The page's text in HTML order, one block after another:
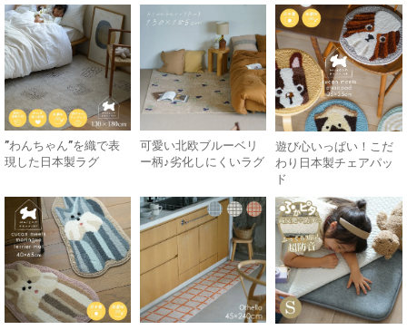
”わんちゃん”を織で表
現した日本製ラグ
可愛い北欧ブルーベリ
ー柄♪劣化しにくいラグ
遊び心いっぱい！こだ
わり日本製チェアパッ
ド